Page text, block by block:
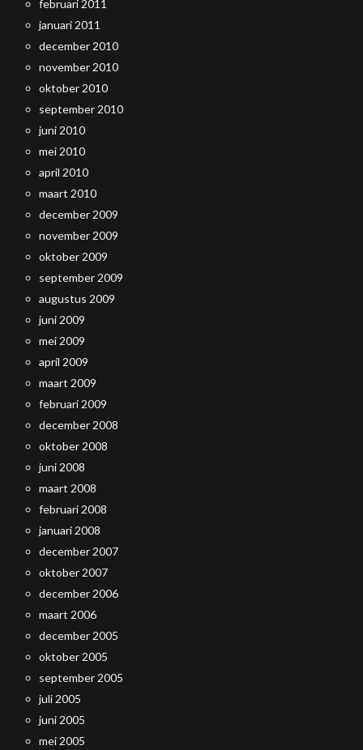
februari 2011
januari 2011
december 2010
november 2010
oktober 2010
september 2010
juni 2010
mei 2010
april 2010
maart 2010
december 2009
november 2009
oktober 2009
september 2009
augustus 2009
juni 2009
mei 2009
april 2009
maart 2009
februari 2009
december 2008
oktober 2008
juni 2008
maart 2008
februari 2008
januari 2008
december 2007
oktober 2007
december 2006
maart 2006
december 2005
oktober 2005
september 2005
juli 2005
juni 2005
mei 2005